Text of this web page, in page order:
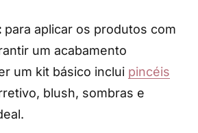
para aplicar os produtos com
um acabamento
um kit básico inclui pincéis
blush, sombras e